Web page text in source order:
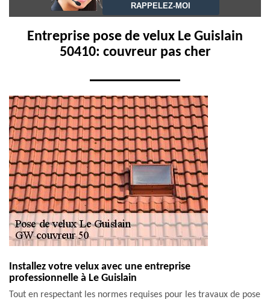
Entreprise pose de velux Le Guislain
50410: couvreur pas cher
Installez votre velux avec une entreprise
professionnelle à Le Guislain
Tout en respectant les normes requises pour les travaux de pose